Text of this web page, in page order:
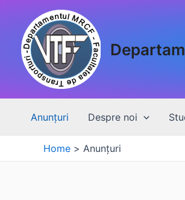
content
Anunțuri Despre noi
Home Anunțuri